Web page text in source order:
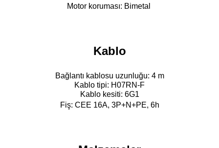
Motor koruması: Bimetal
Kablo
Bağlantı kablosu uzunluğu: 4 m
Kablo tipi: H07RN-F
Kablo kesiti: 6G1
Fiş: CEE 16A, 3P+N+PE, 6h